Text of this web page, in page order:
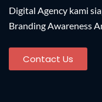
Digital Agency kami
Branding Awareness
Contact Us